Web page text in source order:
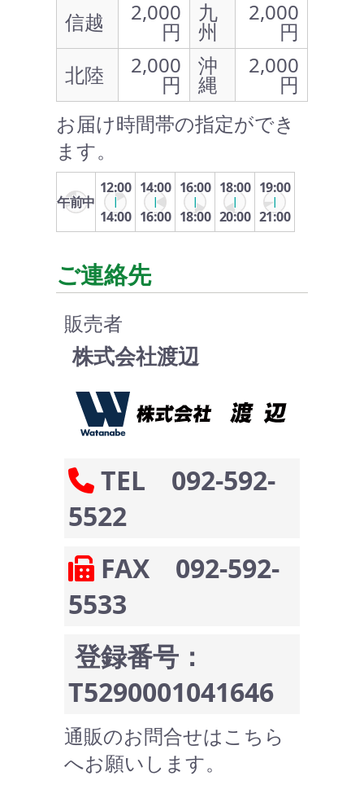
信越 2,000
円
九
州
2,000
円
北陸
2,000
円
沖
縄
2,000
円
お届け時間帯の指定ができ
ます。
午前中
12:00
14:00
14:00
16:00
16:00
18:00
18:00
20:00
19:00
21:00
ご連絡先
販売者
株式会社渡辺
TEL 092-592-
5522
FAX 092-592-
5533
登録番号：
T5290001041646
通販のお問合せはこちら
へお願いします。